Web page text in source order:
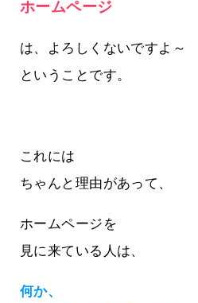
ホームページ
は、よろしくないですよ～
ということです。
これには
ちゃんと理由があって、
ホームページを
見に来ている人は、
何か、